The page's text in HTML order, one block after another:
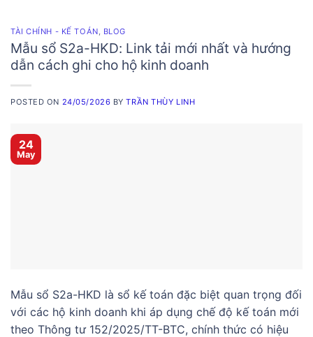
TÀI CHÍNH - KẾ TOÁN, BLOG
Mẫu sổ S2a-HKD: Link tải mới nhất và hướng
dẫn cách ghi cho hộ kinh doanh
POSTED ON 24/05/2026 BYTRẦN THÙY LINH
24
May
Mẫu sổ S2a-HKD là sổ kế toán đặc biệt quan trọng đối
với các hộ kinh doanh khi áp dụng chế độ kế toán mới
theo Thông tư 152/2025/TT-BTC, chính thức có hiệu